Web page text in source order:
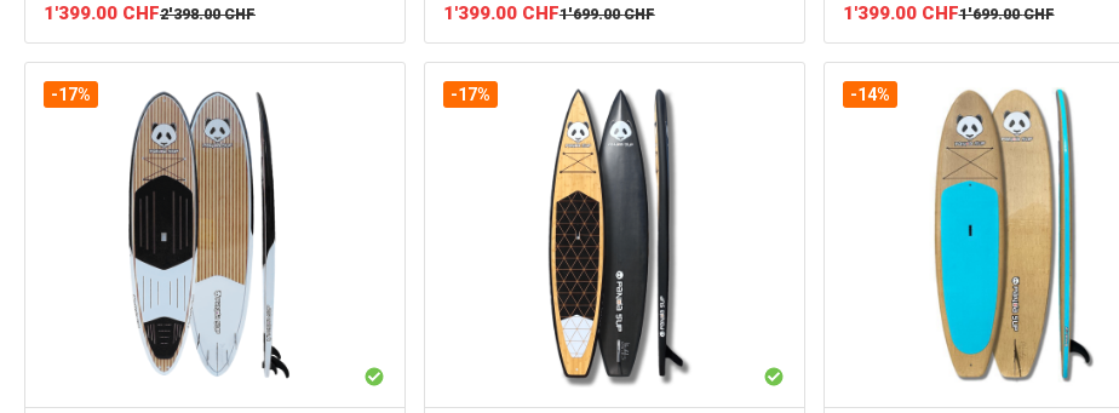
1'399.00 CHF2'398.00 CHF 1'399.00 CHF1'699.00 CHF 1'399.00 CHF1'699.00 CHF
-17% -17% -14%